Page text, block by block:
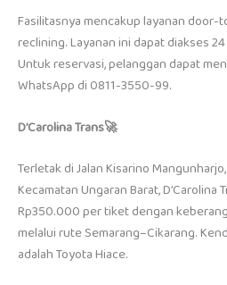
Fasilitasnya mencakup layanan door-
reclining. Layanan ini dapat diakses
Untuk reservasi, pelanggan dapat
WhatsApp di 0811-3550-99.
D’Carolina Trans🚀
Terletak di Jalan Kisarino
Kecamatan Ungaran Barat,
Rp350.000 per tiket dengan
melalui rute Semarang–Cikarang.
adalah Toyota Hiace.